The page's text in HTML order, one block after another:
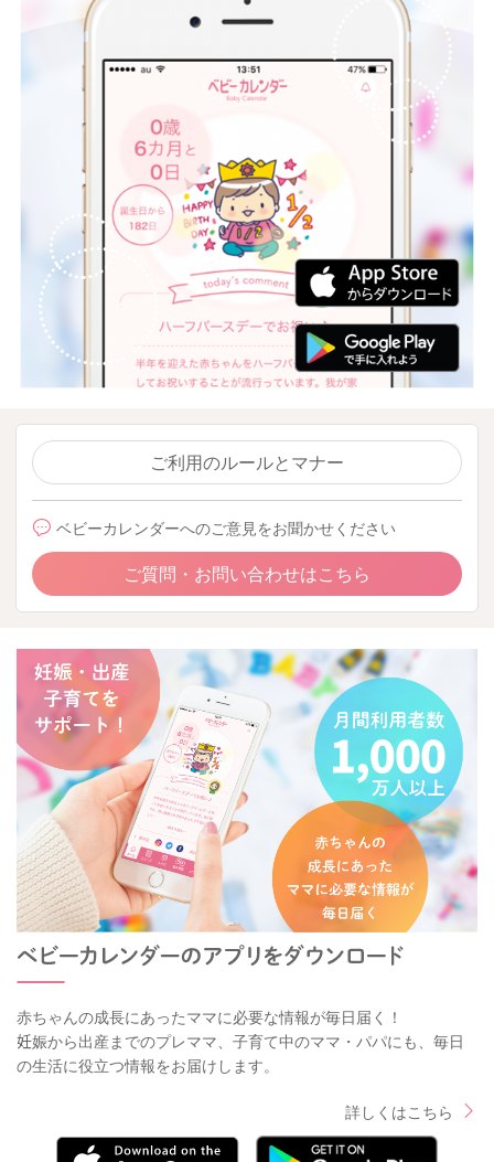
ご利用のルールとマナー
ベビーカレンダーへのご意見をお聞かせください
ご質問・お問い合わせはこちら
赤ちゃんの成長にあったママに必要な情報が毎日届く！
妊娠から出産までのプレママ、子育て中のママ・パパにも、毎日
の生活に役立つ情報をお届けします。
詳しくはこちら